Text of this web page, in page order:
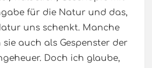
für die Natur und das,
uns schenkt. Manche
sie auch als Gespenster der
Doch ich glaube,